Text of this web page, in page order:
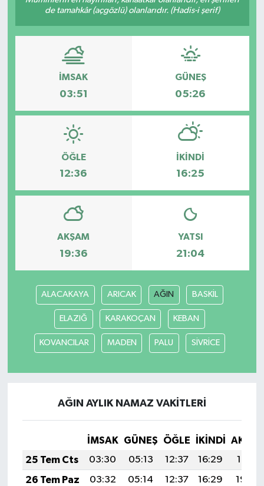
de tamahkâr (açgözlü) olanlarıdır. (Hadis-i şerif)
İMSAK
03:51
GÜNEŞ
05:26
ÖĞLE
12:36
İKINDI
16:25
AKŞAM
19:36
YATSI
21:04
ALACAKAYA ARICAK AĞIN BASKİL
ELAZIĞ KARAKOÇAN KEBAN
KOVANCILAR MADEN PALU SİVRİCE
AĞIN AYLIK NAMAZ VAKITLERI
İMSAK GÜNEŞ ÖĞLE İKINDI
25 Tem Cts
03:30 05:13 12:37 16:29
19:51
26 Tem Paz
03:32 05:14 12:37 16:29
19:50
İLGİNÇ HABERLER
KADIN
KÜLTÜR SANAT
MAGAZİN
MAKALE
REKLAM
SİYASET
TARİH